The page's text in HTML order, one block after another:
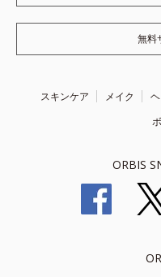
無料
スキンケア メイク
ORBIS